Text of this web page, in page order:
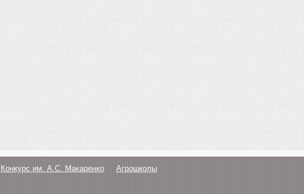
Конкурс им. А.С. Макаренко Агрошколы